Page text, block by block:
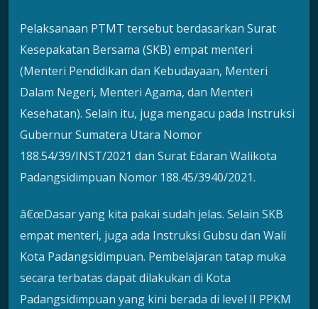
Pelaksanaan PTMT tersebut berdasarkan Surat
Kesepakatan Bersama (SKB) empat menteri
(Menteri Pendidikan dan Kebudayaan, Menteri
Dalam Negeri, Menteri Agama, dan Menteri
Kesehatan). Selain itu, juga mengacu pada Instruksi
Gubernur Sumatera Utara Nomor
188.54/39/INST/2021 dan Surat Edaran Walikota
Padangsidimpuan Nomor 188.45/3940/2021.
â€œDasar yang kita pakai sudah jelas. Selain SKB
empat menteri, juga ada Instruksi Gubsu dan Wali
Kota Padangsidimpuan. Pembelajaran tatap muka
secara terbatas dapat dilakukan di Kota
Padangsidimpuan yang kini berada di level II PPKM